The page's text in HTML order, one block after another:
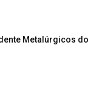
Metalúrgicos do